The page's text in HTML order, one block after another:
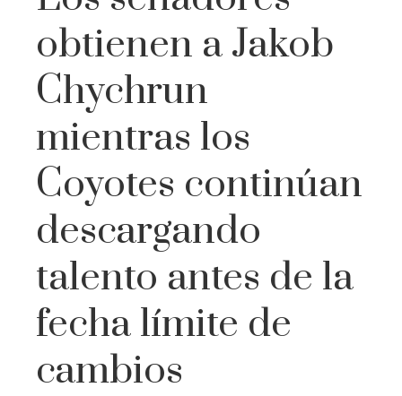
obtienen a Jakob
Chychrun
mientras los
Coyotes continúan
descargando
talento antes de la
fecha límite de
cambios